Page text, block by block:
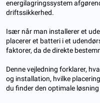
energilagringssystem
driftssikkerhed.
Især når man installerer et
placerer et batteri i et
faktorer, da de direkte
Denne vejledning forklarer,
og installation, hvilke
du finder den optimale